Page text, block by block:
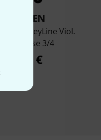
KAUFTEN
GreyLine Viol.
Case 3/4
29,90 €